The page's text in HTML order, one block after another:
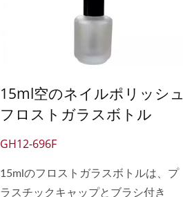
ルに準拠しており、環境汚染がな
く、リサイクル可能で、鉛とカドミ
ウムの含有量は米国FDA基準を満た
しています。 GH...
15ml空のネイルポリッシュ
フロストガラスボトル
GH12-696F
15mlのフロストガラスボトルは、プ
ラスチックキャップとブラシ付き